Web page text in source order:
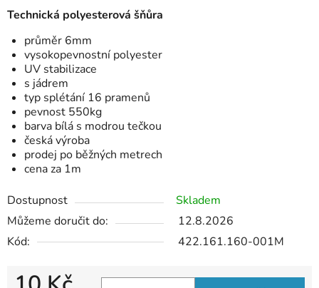
Technická polyesterová šňůra
průměr 6mm
vysokopevnostní polyester
UV stabilizace
s jádrem
typ splétání 16 pramenů
pevnost 550kg
barva bílá s modrou tečkou
česká výroba
prodej po běžných metrech
cena za 1m
Dostupnost
Skladem
Můžeme doručit do:
12.8.2026
Kód:
422.161.160-001M